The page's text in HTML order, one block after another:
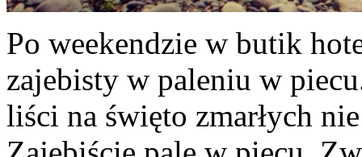
Po weekendzie w butik
zajebisty w paleniu w
liści na święto zmarłych